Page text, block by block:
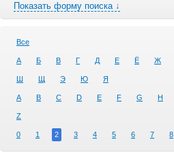
Показать форму поиска ↓
Все
А Б В Г Д Е Ё Ж
Ш Щ Э Ю Я
A B C D E F G H
Z
0 1 2 3 4 5 6 7 8